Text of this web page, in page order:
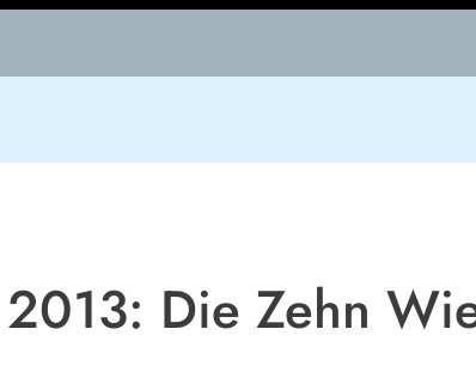
Die Zehn